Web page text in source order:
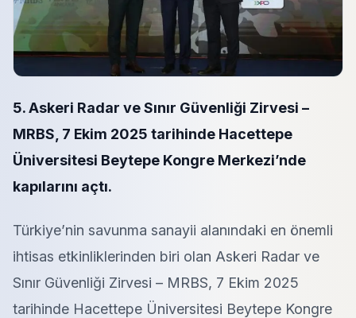
5. Askeri Radar ve Sınır Güvenliği Zirvesi –
MRBS, 7 Ekim 2025 tarihinde Hacettepe
Üniversitesi Beytepe Kongre Merkezi’nde
kapılarını açtı.
Türkiye’nin savunma sanayii alanındaki en önemli
ihtisas etkinliklerinden biri olan Askeri Radar ve
Sınır Güvenliği Zirvesi – MRBS, 7 Ekim 2025
tarihinde Hacettepe Üniversitesi Beytepe Kongre